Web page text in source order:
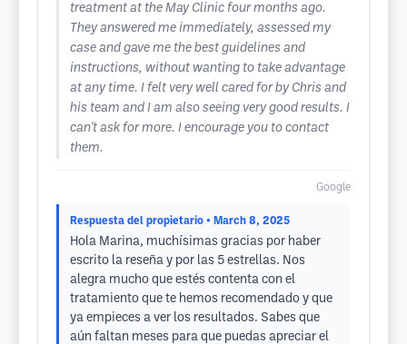
treatment at the May Clinic four months ago.
They answered me immediately, assessed my
case and gave me the best guidelines and
instructions, without wanting to take advantage
at any time. I felt very well cared for by Chris and
his team and I am also seeing very good results. I
can't ask for more. I encourage you to contact
them.
Google
Respuesta del propietario • March 8, 2025
Hola Marina, muchísimas gracias por haber
escrito la reseña y por las 5 estrellas. Nos
alegra mucho que estés contenta con el
tratamiento que te hemos recomendado y que
ya empieces a ver los resultados. Sabes que
aún faltan meses para que puedas apreciar el